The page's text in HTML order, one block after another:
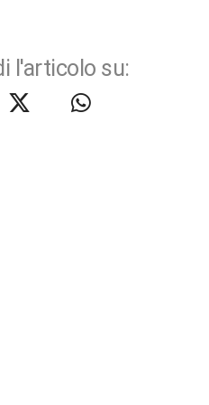
l'articolo su: